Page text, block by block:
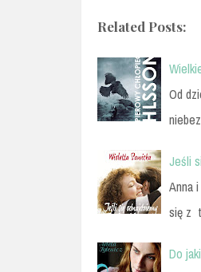
Related Posts:
Od
Jeśli
Anna
się z
Do